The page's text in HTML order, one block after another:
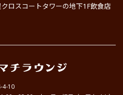
ロスコートタワーの地下1F飲食店
4-10